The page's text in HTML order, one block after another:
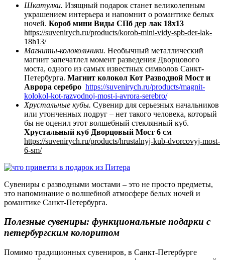
Шкатулки. Изящный подарок станет великолепным
украшением интерьера и напомнит о романтике белых
ночей. Короб мини Виды СПб дер лак 18х13
https://suvenirych.ru/products/korob-mini-vidy-spb-der-lak-
18h13/
Магниты-колокольчики. Необычный металлический
магнит запечатлел момент разведения Дворцового
моста, одного из самых известных символов Санкт-
Петербурга. Магнит колокол Кот Разводной Мост и
Аврора серебро https://suvenirych.ru/products/magnit-
kolokol-kot-razvodnoj-most-i-avrora-serebro/
Хрустальные кубы. Сувенир для серьезных начальников
или утонченных подруг – нет такого человека, который
бы не оценил этот волшебный стеклянный куб.
Хрустальный куб Дворцовый Мост 6 см
https://suvenirych.ru/products/hrustalnyj-kub-dvorcovyj-most-
6-sm/
Сувениры с разводными мостами – это не просто предметы,
это напоминание о волшебной атмосфере белых ночей и
романтике Санкт-Петербурга.
Полезные сувениры: функциональные подарки с
петербургским колоритом
Помимо традиционных сувениров, в Санкт-Петербурге